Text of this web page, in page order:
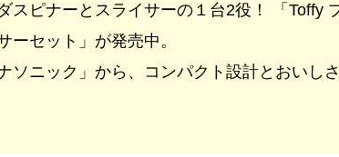
スピナーとスライサーの１台2役！ 「Toffy
ーセット」が発売中。
ナソニック」から、コンパクト設計とおいし